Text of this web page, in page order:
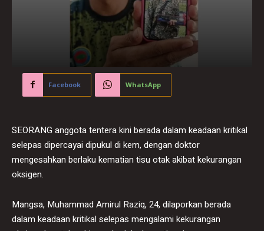
Facebook WhatsApp
SEORANG anggota tentera kini berada dalam keadaan kritikal
selepas dipercayai dipukul di kem, dengan doktor
mengesahkan berlaku kematian tisu otak akibat kekurangan
oksigen.
Mangsa, Muhammad Amirul Raziq, 24, dilaporkan berada
dalam keadaan kritikal selepas mengalami kekurangan